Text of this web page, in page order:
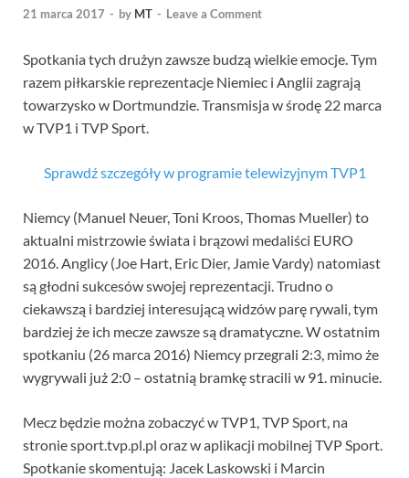
21 marca 2017 - by MT - Leave a Comment
Spotkania tych drużyn zawsze budzą wielkie emocje. Tym
razem piłkarskie reprezentacje Niemiec i Anglii zagrają
towarzysko w Dortmundzie. Transmisja w środę 22 marca
w TVP1 i TVP Sport.
Sprawdź szczegóły w programie telewizyjnym TVP1
Niemcy (Manuel Neuer, Toni Kroos, Thomas Mueller) to
aktualni mistrzowie świata i brązowi medaliści EURO
2016. Anglicy (Joe Hart, Eric Dier, Jamie Vardy) natomiast
są głodni sukcesów swojej reprezentacji. Trudno o
ciekawszą i bardziej interesującą widzów parę rywali, tym
bardziej że ich mecze zawsze są dramatyczne. W ostatnim
spotkaniu (26 marca 2016) Niemcy przegrali 2:3, mimo że
wygrywali już 2:0 – ostatnią bramkę stracili w 91. minucie.
Mecz będzie można zobaczyć w TVP1, TVP Sport, na
stronie sport.tvp.pl.pl oraz w aplikacji mobilnej TVP Sport.
Spotkanie skomentują: Jacek Laskowski i Marcin